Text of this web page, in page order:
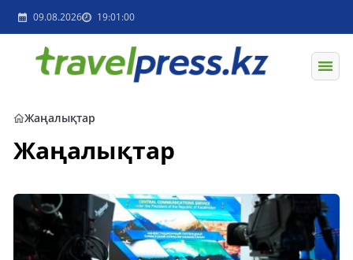
09.08.2026 19:01:00
Жаңалықтар
Жаңалықтар